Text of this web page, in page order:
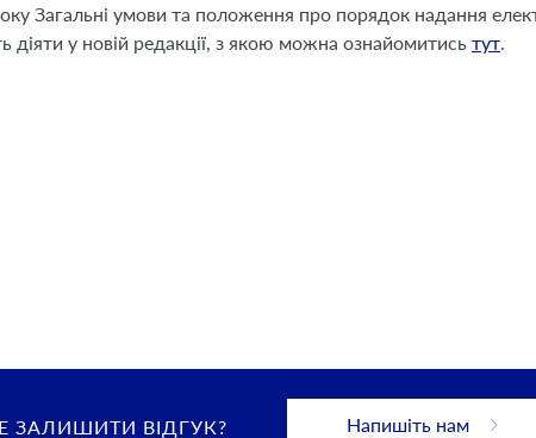
Загальні умови та положення про порядок надання
діяти у новій редакції, з якою можна ознайомитись тут.
ЗАЛИШИТИ ВІДГУК? Напишіть нам